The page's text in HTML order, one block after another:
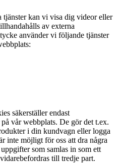
tjänster kan vi visa dig videor eller
av externa
använder vi följande tjänster
säkerställer endast
vår webbplats. De gör det t.ex.
i din kundvagn eller logga
inte möjligt för oss att dra några
som samlas in som ett
till tredje part.